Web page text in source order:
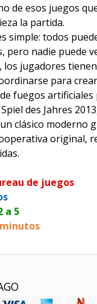
de esos juegos
la partida.
simple: todos
pero nadie puede
los jugadores
para
fuegos artificiales
des Jahres
clásico moderno
original,
de juegos
a 5